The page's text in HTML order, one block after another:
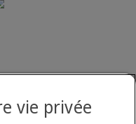
vie privée